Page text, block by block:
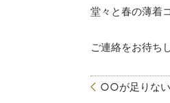
堂々と春の薄着
ご連絡をお待ち
○○が足りない